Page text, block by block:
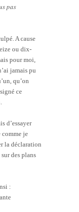
pas
A cause
ou dix-
pour moi,
jamais pu
qu’on
ce
d’essayer
comme je
la déclaration
des plans
: